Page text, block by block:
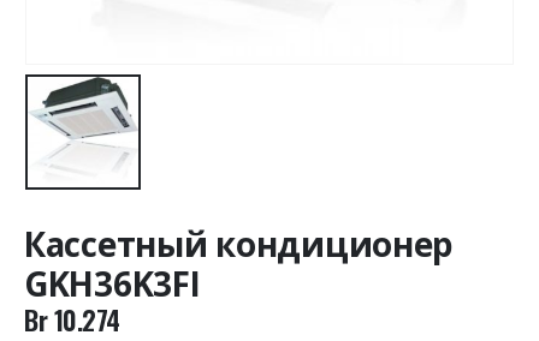
Кассетный кондиционер
GKH36K3FI
Br10.274